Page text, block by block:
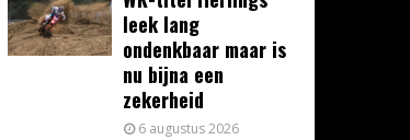
leek lang
ondenkbaar maar is
nu bijna een
zekerheid
6 augustus 2026